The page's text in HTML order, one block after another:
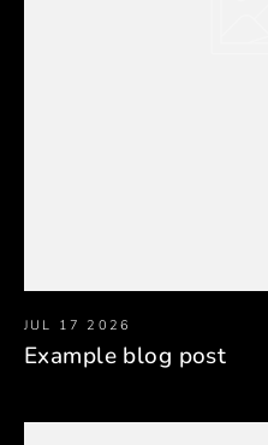
JUL 17 2026
Example blog post